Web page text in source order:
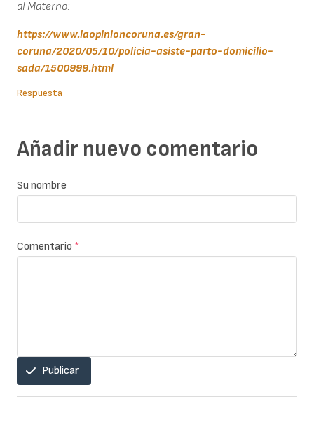
al Materno:
https://www.laopinioncoruna.es/gran-
coruna/2020/05/10/policia-asiste-parto-domicilio-
sada/1500999.html
Respuesta
Añadir nuevo comentario
Su nombre
Comentario *
Publicar